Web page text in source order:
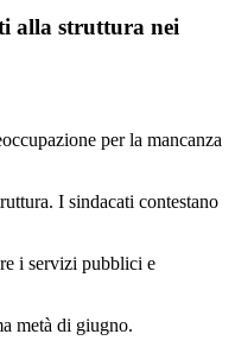
alla struttura nei
per la mancanza
I sindacati contestano
i servizi pubblici e
metà di giugno.